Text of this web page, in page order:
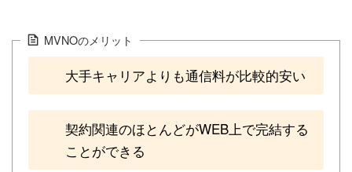
MVNOのメリット
大手キャリアよりも通信料が比較的安い
契約関連のほとんどがWEB上で完結する
ことができる